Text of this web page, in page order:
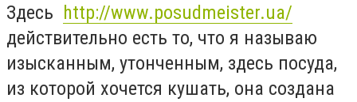
Здесь
http://www.posudmeister.ua/
действительно есть то, что я называю
изысканным, утонченным, здесь посуда,
из которой хочется кушать, она создана